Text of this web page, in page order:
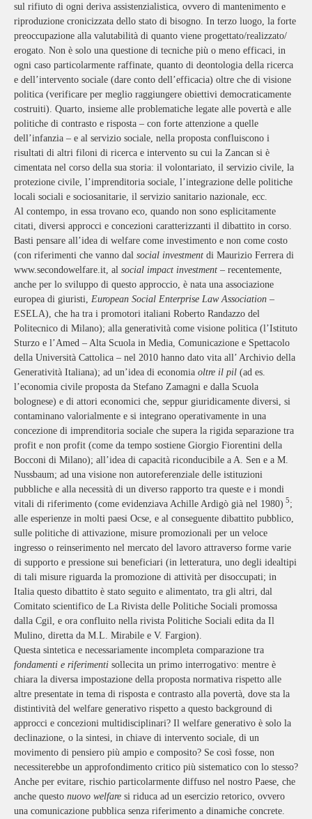
sul rifiuto di ogni deriva assistenzialistica, ovvero di mantenimento e
riproduzione cronicizzata dello stato di bisogno. In terzo luogo, la forte
preoccupazione alla valutabilità di quanto viene progettato/realizzato/
erogato. Non è solo una questione di tecniche più o meno efficaci, in
ogni caso particolarmente raffinate, quanto di deontologia della ricerca
e dell’intervento sociale (dare conto dell’efficacia) oltre che di visione
politica (verificare per meglio raggiungere obiettivi democraticamente
costruiti). Quarto, insieme alle problematiche legate alle povertà e alle
politiche di contrasto e risposta – con forte attenzione a quelle
dell’infanzia – e al servizio sociale, nella proposta confluiscono i
risultati di altri filoni di ricerca e intervento su cui la Zancan si è
cimentata nel corso della sua storia: il volontariato, il servizio civile, la
protezione civile, l’imprenditoria sociale, l’integrazione delle politiche
locali sociali e sociosanitarie, il servizio sanitario nazionale, ecc.
Al contempo, in essa trovano eco, quando non sono esplicitamente
citati, diversi approcci e concezioni caratterizzanti il dibattito in corso.
Basti pensare all’idea di welfare come investimento e non come costo
(con riferimenti che vanno dal social investment di Maurizio Ferrera di
www.secondowelfare.it, al social impact investment – recentemente,
anche per lo sviluppo di questo approccio, è nata una associazione
europea di giuristi, European Social Enterprise Law Association –
ESELA), che ha tra i promotori italiani Roberto Randazzo del
Politecnico di Milano); alla generatività come visione politica (l’Istituto
Sturzo e l’Amed – Alta Scuola in Media, Comunicazione e Spettacolo
della Università Cattolica – nel 2010 hanno dato vita all’ Archivio della
Generatività Italiana); ad un’idea di economia oltre il pil (ad es.
l’economia civile proposta da Stefano Zamagni e dalla Scuola
bolognese) e di attori economici che, seppur giuridicamente diversi, si
contaminano valorialmente e si integrano operativamente in una
concezione di imprenditoria sociale che supera la rigida separazione tra
profit e non profit (come da tempo sostiene Giorgio Fiorentini della
Bocconi di Milano); all’idea di capacità riconducibile a A. Sen e a M.
Nussbaum; ad una visione non autoreferenziale delle istituzioni
pubbliche e alla necessità di un diverso rapporto tra queste e i mondi
vitali di riferimento (come evidenziava Achille Ardigò già nel 1980) 5;
alle esperienze in molti paesi Ocse, e al conseguente dibattito pubblico,
sulle politiche di attivazione, misure promozionali per un veloce
ingresso o reinserimento nel mercato del lavoro attraverso forme varie
di supporto e pressione sui beneficiari (in letteratura, uno degli idealtipi
di tali misure riguarda la promozione di attività per disoccupati; in
Italia questo dibattito è stato seguito e alimentato, tra gli altri, dal
Comitato scientifico de La Rivista delle Politiche Sociali promossa
dalla Cgil, e ora confluito nella rivista Politiche Sociali edita da Il
Mulino, diretta da M.L. Mirabile e V. Fargion).
Questa sintetica e necessariamente incompleta comparazione tra
fondamenti e riferimenti sollecita un primo interrogativo: mentre è
chiara la diversa impostazione della proposta normativa rispetto alle
altre presentate in tema di risposta e contrasto alla povertà, dove sta la
distintività del welfare generativo rispetto a questo background di
approcci e concezioni multidisciplinari? Il welfare generativo è solo la
declinazione, o la sintesi, in chiave di intervento sociale, di un
movimento di pensiero più ampio e composito? Se così fosse, non
necessiterebbe un approfondimento critico più sistematico con lo stesso?
Anche per evitare, rischio particolarmente diffuso nel nostro Paese, che
anche questo nuovo welfare si riduca ad un esercizio retorico, ovvero
una comunicazione pubblica senza riferimento a dinamiche concrete.